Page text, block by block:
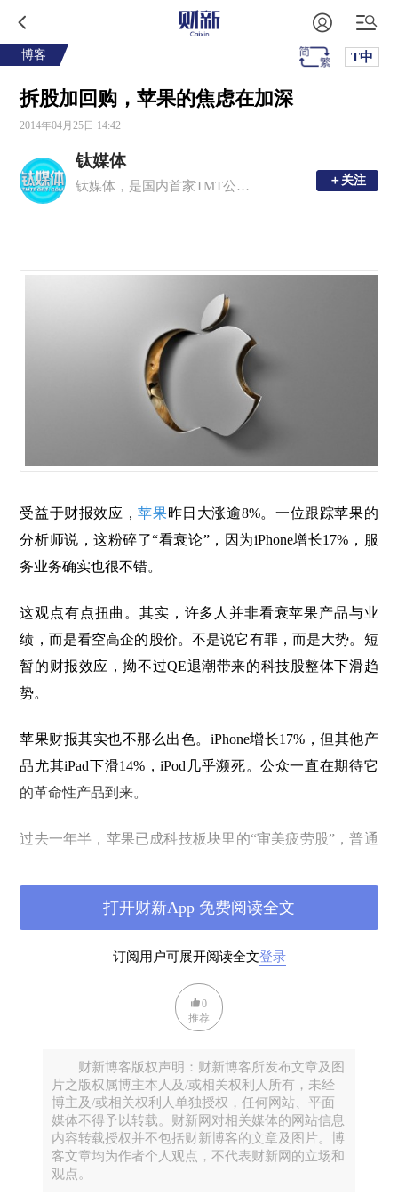
博客 T中
拆股加回购，苹果的焦虑在加深
2014年04月25日 14:42
钛媒体
钛媒体，是国内首家TMT公司人社群媒体，最有钛度的一人一媒体平台。 ＋关注
＋关注
受益于财报效应，苹果昨日大涨逾8%。一位跟踪苹果的
分析师说，这粉碎了“看衰论”，因为iPhone增长17%，服
务业务确实也很不错。
这观点有点扭曲。其实，许多人并非看衰苹果产品与业
绩，而是看空高企的股价。不是说它有罪，而是大势。短
暂的财报效应，拗不过QE退潮带来的科技股整体下滑趋
势。
苹果财报其实也不那么出色。iPhone增长17%，但其他产
品尤其iPad下滑14%，iPod几乎濒死。公众一直在期待它
的革命性产品到来。
过去一年半，苹果已成科技板块里的“审美疲劳股”，普通
然没有明显改变。
昨日财报发布透露至少两大手段：
1、 拆股：6月初，苹果股票将1拆7。
2、 巨量回购。它宣布从目前至年底，将新增300亿美
元回购量。
在我看来，这两个手段，基本填补了今年的股价提升空
间。6月份，苹果全球开发者大会上，可能发布iPhone6或
者可穿戴终端。未来一个多月，惯用的产品炒作与饥饿营
订阅用户可展开阅读全文登录
打开财新App 免费阅读全文
0
推荐
财新博客版权声明：财新博客所发布文章及图
片之版权属博主本人及/或相关权利人所有，未经
博主及/或相关权利人单独授权，任何网站、平面
媒体不得予以转载。财新网对相关媒体的网站信息
内容转载授权并不包括财新博客的文章及图片。博
客文章均为作者个人观点，不代表财新网的立场和
观点。